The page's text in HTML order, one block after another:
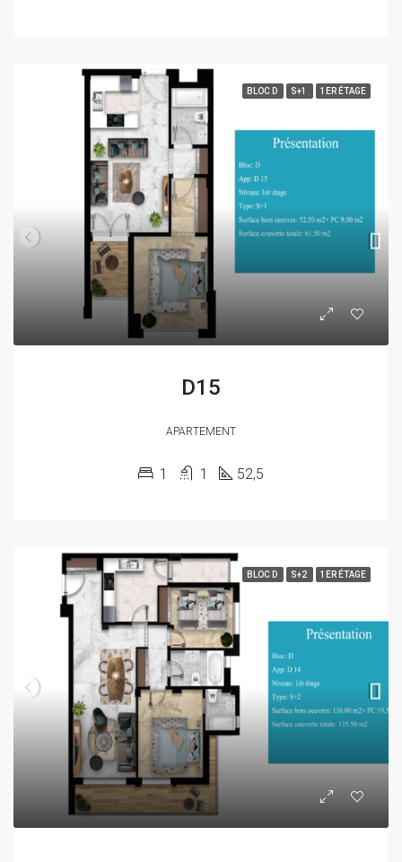
BLOC D S+1 1ER ÉTAGE
D15
APARTEMENT
1 1 52,5
BLOC D S+2 1ER ÉTAGE